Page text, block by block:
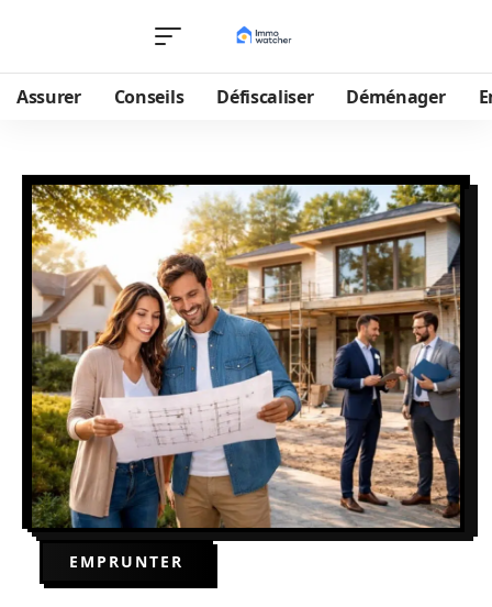
Assurer Conseils Défiscaliser Déménager
EMPRUNTER